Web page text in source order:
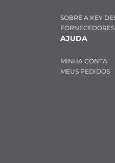
SOBRE A KEY
AJUDA
MINHA CONTA
MEUS PEDIDOS